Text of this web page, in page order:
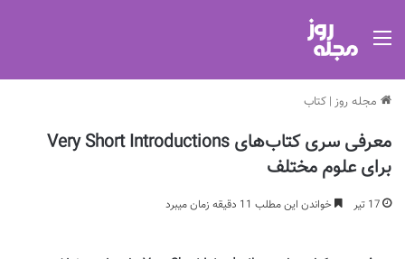
مجله روز | کتاب
معرفی سری کتاب‌های Very Short Introductions
برای علوم مختلف
17 تیر خواندن این مطلب 11 دقیقه زمان میبرد